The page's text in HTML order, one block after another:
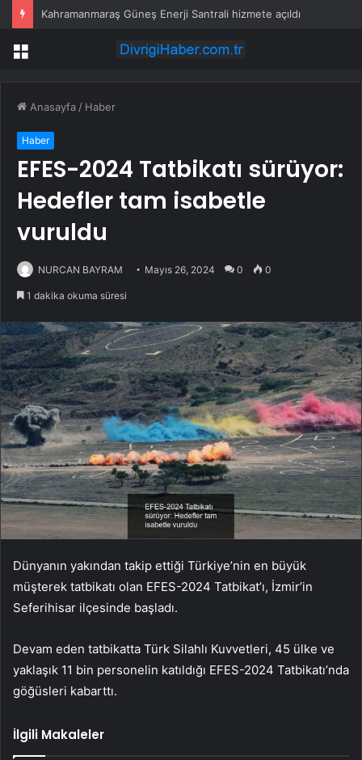
Kahramanmaraş Güneş Enerji Santrali hizmete açıldı
Menü
Anasayfa / Haber
Haber
EFES-2024 Tatbikatı sürüyor:
Hedefler tam isabetle
vuruldu
NURCAN BAYRAM Mayıs 26, 2024 0 0
1 dakika okuma süresi
Dünyanın yakından takip ettiği Türkiye’nin en büyük
müşterek tatbikatı olan EFES-2024 Tatbikat’ı, İzmir’in
Seferihisar ilçesinde başladı.
Devam eden tatbikatta Türk Silahlı Kuvvetleri, 45 ülke ve
yaklaşık 11 bin personelin katıldığı EFES-2024 Tatbikatı’nda
göğüsleri kabarttı.
İlgili Makaleler